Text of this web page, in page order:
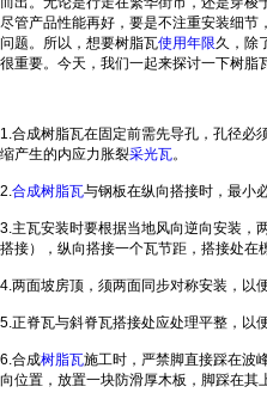
尽管产品性能再好，要是不注重安装细
问题。所以，想要树脂瓦使用年限久，除
很重要。今天，我们一起来探讨一下树脂
1.合成树脂瓦在固定前需先导孔，孔径必
缩产生的内应力胀裂采光瓦。
2.合成树脂瓦与钢板在纵向搭接时，最小
3.主瓦安装时要根据当地风向逆向安装，
搭接），纵向搭接一个瓦节距，搭接处在
4.两面坡房顶，须两面同步对称安装，以
5.正脊瓦与斜脊瓦搭接处应处理平整，以
6.合成树脂瓦施工时，严禁脚直接踩在波
向位置，放置一块防滑厚木板，脚踩在其